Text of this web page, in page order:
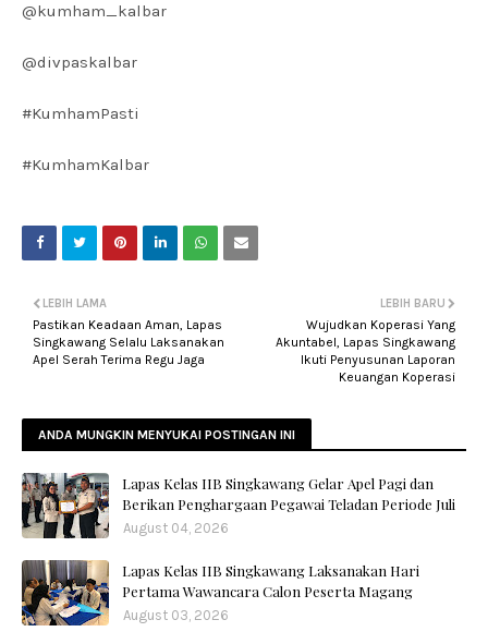
@kumham_kalbar
@divpaskalbar
#KumhamPasti
#KumhamKalbar
LEBIH BARU
Wujudkan Koperasi Yang
Akuntabel, Lapas Singkawang
Ikuti Penyusunan Laporan
Keuangan Koperasi
LEBIH LAMA
Pastikan Keadaan Aman, Lapas
Singkawang Selalu Laksanakan
Apel Serah Terima Regu Jaga
ANDA MUNGKIN MENYUKAI POSTINGAN INI
Lapas Kelas IIB Singkawang Gelar Apel Pagi dan
Berikan Penghargaan Pegawai Teladan Periode Juli
August 04, 2026
Lapas Kelas IIB Singkawang Laksanakan Hari
Pertama Wawancara Calon Peserta Magang
August 03, 2026